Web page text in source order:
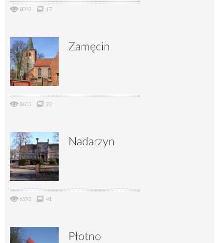
8012 17
Zamęcin
8613 22
Nadarzyn
6593 41
Płotno